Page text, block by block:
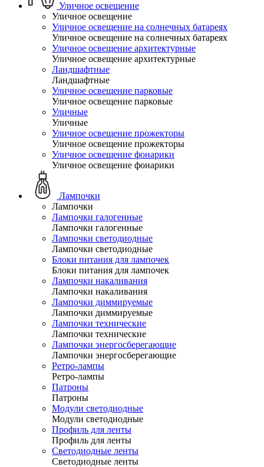
Уличное освещение
Уличное освещение
Уличное освещение на солнечных батареях
Уличное освещение на солнечных батареях
Уличное освещение архитектурные
Уличное освещение архитектурные
Ландшафтные
Ландшафтные
Уличное освещение парковые
Уличное освещение парковые
Уличные
Уличные
Уличное освещение прожекторы
Уличное освещение прожекторы
Уличное освещение фонарики
Уличное освещение фонарики
Лампочки
Лампочки
Лампочки галогенные
Лампочки галогенные
Лампочки светодиодные
Лампочки светодиодные
Блоки питания для лампочек
Блоки питания для лампочек
Лампочки накаливания
Лампочки накаливания
Лампочки диммируемые
Лампочки диммируемые
Лампочки технические
Лампочки технические
Лампочки энергосберегающие
Лампочки энергосберегающие
Ретро-лампы
Ретро-лампы
Патроны
Патроны
Модули светодиодные
Модули светодиодные
Профиль для ленты
Профиль для ленты
Светодиодные ленты
Светодиодные ленты